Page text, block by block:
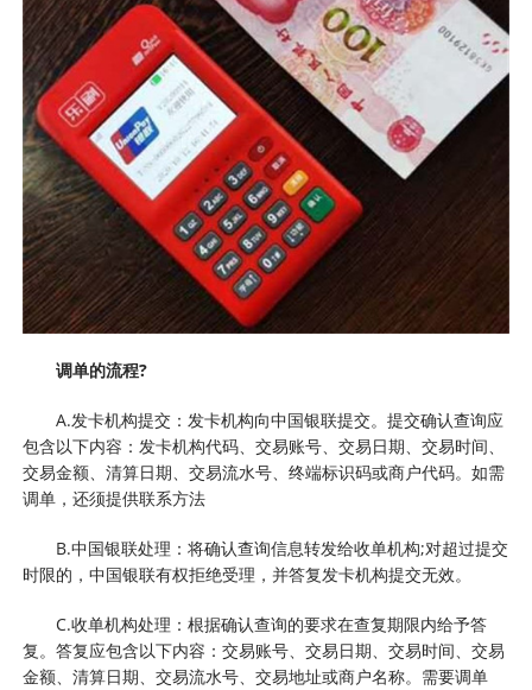
调单的流程?
A.发卡机构提交：发卡机构向中国银联提交。提交确认查询应
包含以下内容：发卡机构代码、交易账号、交易日期、交易时间、
交易金额、清算日期、交易流水号、终端标识码或商户代码。如需
调单，还须提供联系方法
B.中国银联处理：将确认查询信息转发给收单机构;对超过提交
时限的，中国银联有权拒绝受理，并答复发卡机构提交无效。
C.收单机构处理：根据确认查询的要求在查复期限内给予答
复。答复应包含以下内容：交易账号、交易日期、交易时间、交易
金额、清算日期、交易流水号、交易地址或商户名称。需要调单